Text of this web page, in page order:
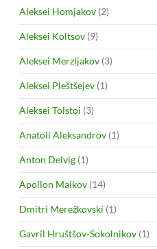
Aleksei Homjakov (2)
Aleksei Koltsov (9)
Aleksei Merzljakov (3)
Aleksei Pleštšejev (1)
Aleksei Tolstoi (3)
Anatoli Aleksandrov (1)
Anton Delvig (1)
Apollon Maikov (14)
Dmitri Merežkovski (1)
Gavril Hruštšov-Sokolnikov (1)